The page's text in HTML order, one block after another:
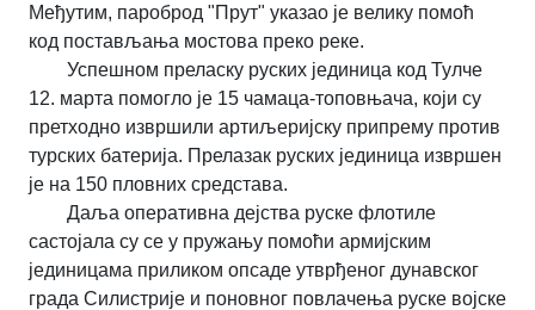
Међутим, пароброд "Прут" указао је велику помоћ
код постављања мостова преко реке.
Успешном преласку руских јединица код Тулче
12. марта помогло је 15 чамаца-топовњача, који су
претходно извршили артиљеријску припрему против
турских батерија. Прелазак руских јединица извршен
је на 150 пловних средстава.
Даља оперативна дејства руске флотиле
састојала су се у пружању помоћи армијским
јединицама приликом опсаде утврђеног дунавског
града Силистрије и поновног повлачења руске војске